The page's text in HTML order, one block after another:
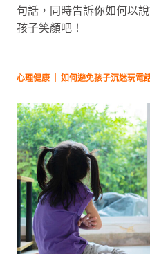
句話，同時告訴你如何以
孩子笑顏吧！
心理健康 ｜ 如何避免孩子沉迷玩電